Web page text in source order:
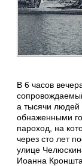
В 6 часов
а тысячи людей
обнаженными
пароход, на
через сто лет
улице
Иоанна